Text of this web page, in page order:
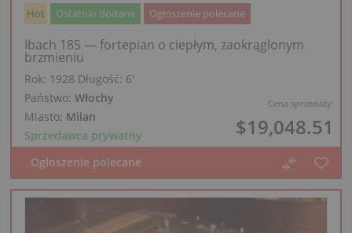
Cena sprzedaży:
$19,048.51
Hot Ostatnio dodane Ogłoszenie polecane
Ibach 185 — fortepian o ciepłym, zaokrąglonym
brzmieniu
Rok: 1928 Długość: 6′
Państwo: Włochy
Miasto: Milan
Sprzedawca prywatny